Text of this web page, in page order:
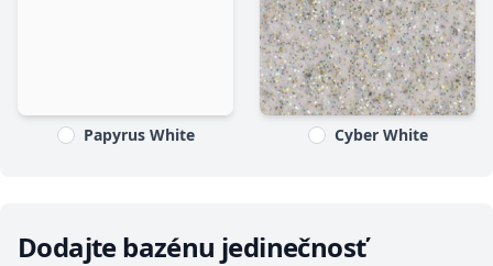
Papyrus White Cyber White
Dodajte bazénu jedinečnosť